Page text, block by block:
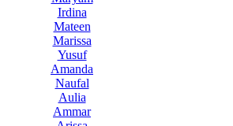
Irdina
Mateen
Marissa
Yusuf
Amanda
Naufal
Aulia
Ammar